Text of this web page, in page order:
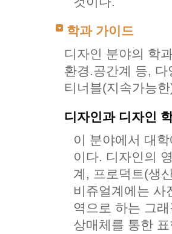
학과 가이드
디자인 분야의 학
환경.공간계 등,
티너블(지속가능
디자인과 디자인
이 분야에서 대
이다. 디자인의
계, 프로덕트(생
비쥬얼계에는 사
역으로 하는 그
상매체를 통한